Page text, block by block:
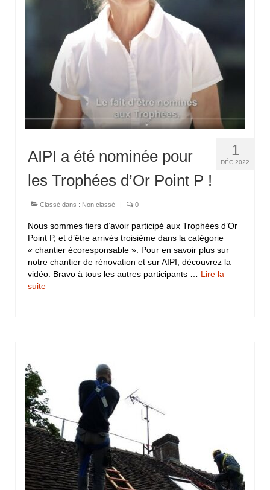
1
DÉC 2022
AIPI a été nominée pour
les Trophées d’Or Point P !
Classé dans : Non classé | 0
Nous sommes fiers d’avoir participé aux Trophées d’Or
Point P, et d’être arrivés troisième dans la catégorie
« chantier écoresponsable ». Pour en savoir plus sur
notre chantier de rénovation et sur AIPI, découvrez la
vidéo. Bravo à tous les autres participants … Lire la
suite­­